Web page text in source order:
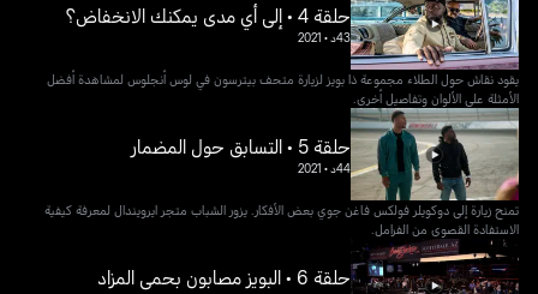
حلقة 4 • إلى أي مدى يمكنك الانخفاض؟
43د •
2021
يقود نقاش حول الطلاء مجموعة ذا بويز لزيارة متحف بيترسون في لوس أنجلوس لمشاهدة أفضل
الأمثلة على الألوان وتفاصيل أخرى.
حلقة 5 • التسابق حول المضمار
44د •
2021
تمنح زيارة إلى دوكويلر فولكس فاغن جوي بعض الأفكار. يزور الشباب متجر ايرويندال لمعرفة كيفية
الاستفادة القصوى من الفرامل.
حلقة 6 • البويز مصابون بحمى المزاد